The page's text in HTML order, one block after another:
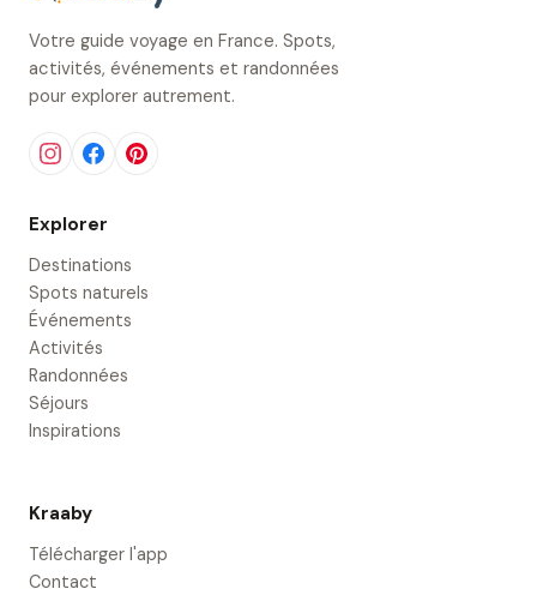
Votre guide voyage en France. Spots,
activités, événements et randonnées
pour explorer autrement.
Explorer
Destinations
Spots naturels
Événements
Activités
Randonnées
Séjours
Inspirations
Kraaby
Télécharger l'app
Contact